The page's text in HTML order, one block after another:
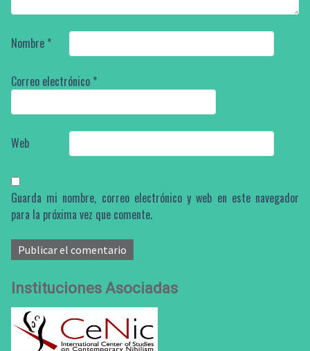
Nombre *
Correo electrónico *
Web
Guarda mi nombre, correo electrónico y web en este navegador
para la próxima vez que comente.
Instituciones Asociadas